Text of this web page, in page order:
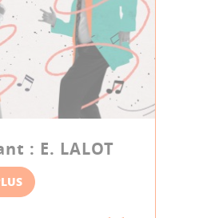
: E. LALOT